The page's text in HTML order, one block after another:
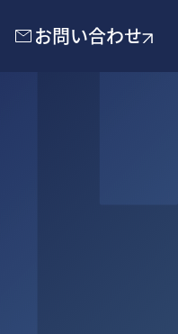
お問い合わせ